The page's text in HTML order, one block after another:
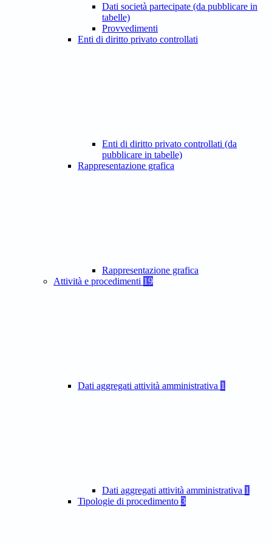
Dati società partecipate (da pubblicare in
tabelle)
Provvedimenti
Enti di diritto privato controllati
Enti di diritto privato controllati (da
pubblicare in tabelle)
Rappresentazione grafica
Rappresentazione grafica
Attività e procedimenti 19
Dati aggregati attività amministrativa 1
Dati aggregati attività amministrativa 1
Tipologie di procedimento 3